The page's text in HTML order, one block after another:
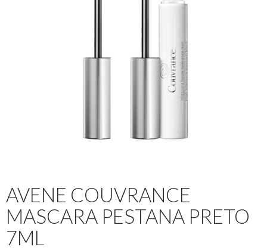
AVENE COUVRANCE
MASCARA PESTANA PRETO
7ML